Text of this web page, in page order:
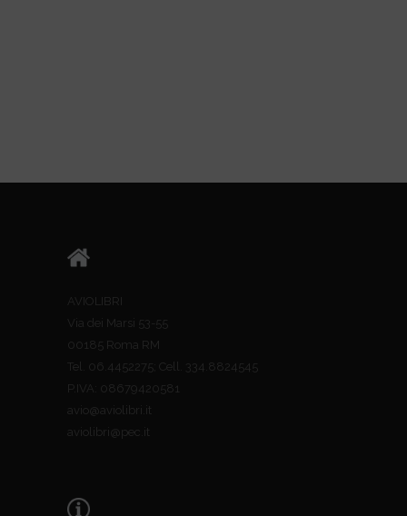
AVIOLIBRI
Via dei Marsi 53-55
00185 Roma RM
Tel. 06.4452275; Cell. 334.8824545
P.IVA: 08679420581
avio@aviolibri.it
aviolibri@pec.it